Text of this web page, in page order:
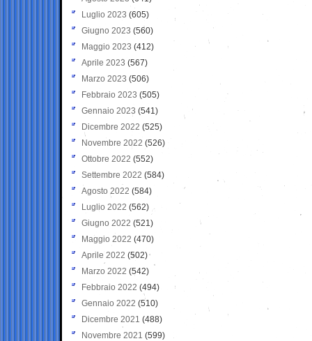
Luglio 2023 (605)
Giugno 2023 (560)
Maggio 2023 (412)
Aprile 2023 (567)
Marzo 2023 (506)
Febbraio 2023 (505)
Gennaio 2023 (541)
Dicembre 2022 (525)
Novembre 2022 (526)
Ottobre 2022 (552)
Settembre 2022 (584)
Agosto 2022 (584)
Luglio 2022 (562)
Giugno 2022 (521)
Maggio 2022 (470)
Aprile 2022 (502)
Marzo 2022 (542)
Febbraio 2022 (494)
Gennaio 2022 (510)
Dicembre 2021 (488)
Novembre 2021 (599)